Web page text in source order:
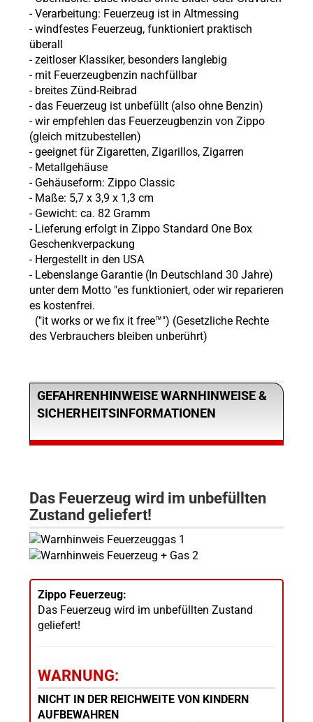
- Verarbeitung: Feuerzeug ist in Altmessing
- windfestes Feuerzeug, funktioniert praktisch
überall
- zeitloser Klassiker, besonders langlebig
- mit Feuerzeugbenzin nachfüllbar
- breites Zünd-Reibrad
- das Feuerzeug ist unbefüllt (also ohne Benzin)
- wir empfehlen das Feuerzeugbenzin von Zippo
(gleich mitzubestellen)
- geeignet für Zigaretten, Zigarillos, Zigarren
- Metallgehäuse
- Gehäuseform: Zippo Classic
- Maße: 5,7 x 3,9 x 1,3 cm
- Gewicht: ca. 82 Gramm
- Lieferung erfolgt in Zippo Standard One Box
Geschenkverpackung
- Hergestellt in den USA
- Lebenslange Garantie (In Deutschland 30 Jahre)
unter dem Motto "es funktioniert, oder wir reparieren
es kostenfrei.
("it works or we fix it free™") (Gesetzliche Rechte
des Verbrauchers bleiben unberührt)
GEFAHRENHINWEISE WARNHINWEISE &
SICHERHEITSINFORMATIONEN
Das Feuerzeug wird im unbefüllten
Zustand geliefert!
Zippo Feuerzeug:
Das Feuerzeug wird im unbefüllten Zustand
geliefert!
WARNUNG:
NICHT IN DER REICHWEITE VON KINDERN
AUFBEWAHREN